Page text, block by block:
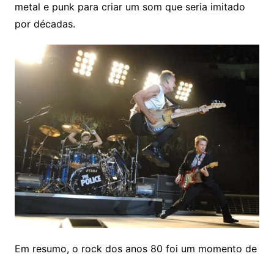
metal e punk para criar um som que seria imitado
por décadas.
Em resumo, o rock dos anos 80 foi um momento de